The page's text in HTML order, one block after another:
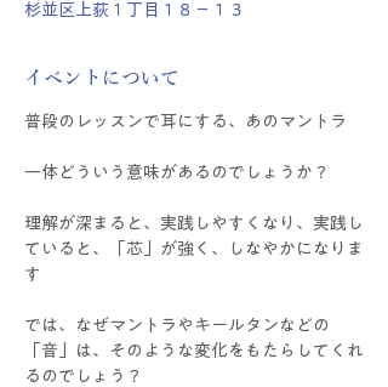
杉並区上荻１丁目１８−１３
イベントについて
普段のレッスンで耳にする、あのマントラ
一体どういう意味があるのでしょうか？
理解が深まると、実践しやすくなり、実践し
ていると、「芯」が強く、しなやかになりま
す
では、なぜマントラやキールタンなどの
「音」は、そのような変化をもたらしてくれ
るのでしょう？